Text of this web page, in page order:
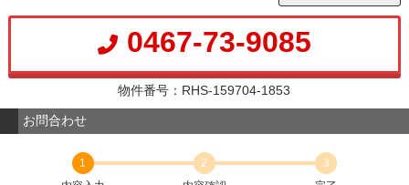
0467-73-9085
物件番号：RHS-159704-1853
お問合わせ
1
2
3